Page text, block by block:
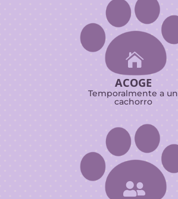

ACOGE
Temporalmente a un
cachorro
